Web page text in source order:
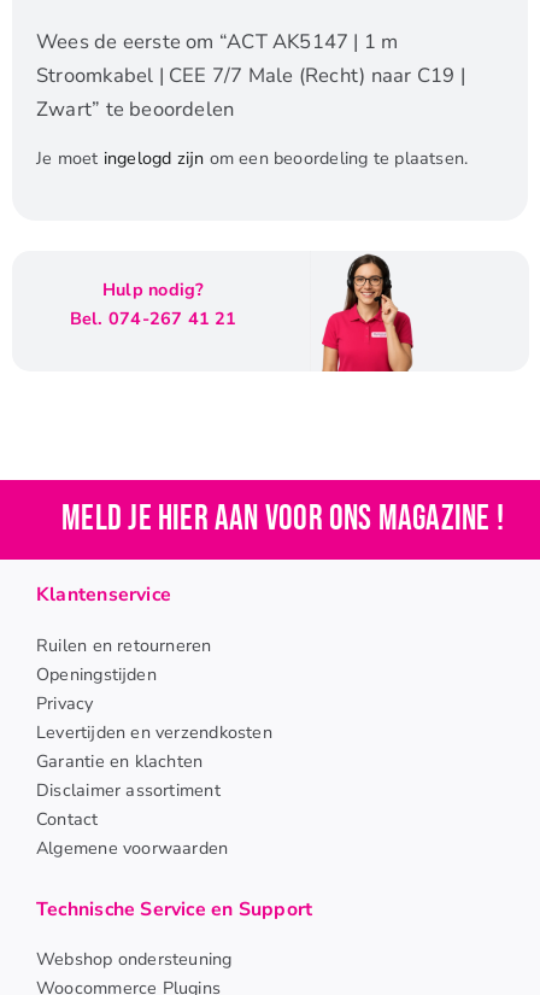
Wees de eerste om “ACT AK5147 | 1 m
Stroomkabel | CEE 7/7 Male (Recht) naar C19 |
Zwart” te beoordelen
Je moet ingelogd zijn om een beoordeling te plaatsen.
Hulp nodig?
Bel. 074-267 41 21
Meld je hier aan voor ons magazine !
Klantenservice
Ruilen en retourneren
Openingstijden
Privacy
Levertijden en verzendkosten
Garantie en klachten
Disclaimer assortiment
Contact
Algemene voorwaarden
Technische Service en Support
Webshop ondersteuning
Woocommerce Plugins